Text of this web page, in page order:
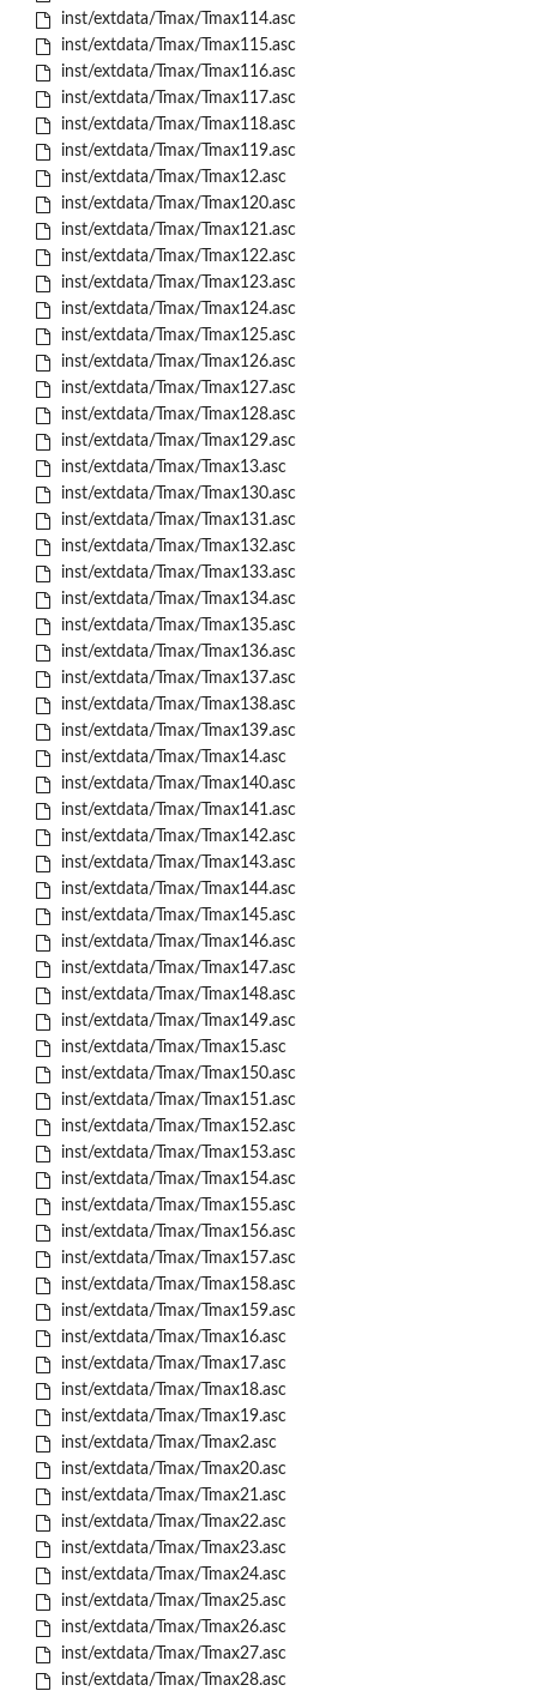
inst/extdata/Tmax/Tmax114.asc
inst/extdata/Tmax/Tmax115.asc
inst/extdata/Tmax/Tmax116.asc
inst/extdata/Tmax/Tmax117.asc
inst/extdata/Tmax/Tmax118.asc
inst/extdata/Tmax/Tmax119.asc
inst/extdata/Tmax/Tmax12.asc
inst/extdata/Tmax/Tmax120.asc
inst/extdata/Tmax/Tmax121.asc
inst/extdata/Tmax/Tmax122.asc
inst/extdata/Tmax/Tmax123.asc
inst/extdata/Tmax/Tmax124.asc
inst/extdata/Tmax/Tmax125.asc
inst/extdata/Tmax/Tmax126.asc
inst/extdata/Tmax/Tmax127.asc
inst/extdata/Tmax/Tmax128.asc
inst/extdata/Tmax/Tmax129.asc
inst/extdata/Tmax/Tmax13.asc
inst/extdata/Tmax/Tmax130.asc
inst/extdata/Tmax/Tmax131.asc
inst/extdata/Tmax/Tmax132.asc
inst/extdata/Tmax/Tmax133.asc
inst/extdata/Tmax/Tmax134.asc
inst/extdata/Tmax/Tmax135.asc
inst/extdata/Tmax/Tmax136.asc
inst/extdata/Tmax/Tmax137.asc
inst/extdata/Tmax/Tmax138.asc
inst/extdata/Tmax/Tmax139.asc
inst/extdata/Tmax/Tmax14.asc
inst/extdata/Tmax/Tmax140.asc
inst/extdata/Tmax/Tmax141.asc
inst/extdata/Tmax/Tmax142.asc
inst/extdata/Tmax/Tmax143.asc
inst/extdata/Tmax/Tmax144.asc
inst/extdata/Tmax/Tmax145.asc
inst/extdata/Tmax/Tmax146.asc
inst/extdata/Tmax/Tmax147.asc
inst/extdata/Tmax/Tmax148.asc
inst/extdata/Tmax/Tmax149.asc
inst/extdata/Tmax/Tmax15.asc
inst/extdata/Tmax/Tmax150.asc
inst/extdata/Tmax/Tmax151.asc
inst/extdata/Tmax/Tmax152.asc
inst/extdata/Tmax/Tmax153.asc
inst/extdata/Tmax/Tmax154.asc
inst/extdata/Tmax/Tmax155.asc
inst/extdata/Tmax/Tmax156.asc
inst/extdata/Tmax/Tmax157.asc
inst/extdata/Tmax/Tmax158.asc
inst/extdata/Tmax/Tmax159.asc
inst/extdata/Tmax/Tmax16.asc
inst/extdata/Tmax/Tmax17.asc
inst/extdata/Tmax/Tmax18.asc
inst/extdata/Tmax/Tmax19.asc
inst/extdata/Tmax/Tmax2.asc
inst/extdata/Tmax/Tmax20.asc
inst/extdata/Tmax/Tmax21.asc
inst/extdata/Tmax/Tmax22.asc
inst/extdata/Tmax/Tmax23.asc
inst/extdata/Tmax/Tmax24.asc
inst/extdata/Tmax/Tmax25.asc
inst/extdata/Tmax/Tmax26.asc
inst/extdata/Tmax/Tmax27.asc
inst/extdata/Tmax/Tmax28.asc